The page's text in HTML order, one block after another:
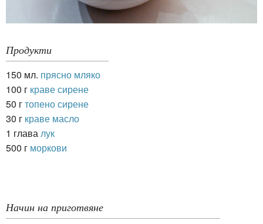
Продукти
150 мл. прясно мляко
100 г краве сирене
50 гтопено сирене
30 г краве масло
1 глава лук
500 г моркови
Начин на приготвяне